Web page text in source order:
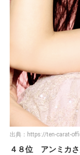
出典： https://ten-carat-
４８位 アンミカ